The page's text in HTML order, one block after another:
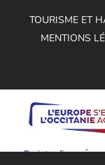
TOURISME ET
MENTIONS
Projet cofinancé